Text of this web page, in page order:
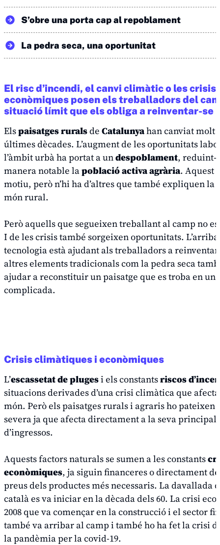
S’obre una porta cap al repoblament
La pedra seca, una oportunitat
El risc d’incendi, el canvi climàtic o les crisis
econòmiques posen els treballadors del
situació límit que els obliga a reinventar-se
Elspaisatges ruralsde Catalunyahan canviat molt
últimes dècades. L’augment de les oportunitats
l’àmbit urbà ha portat a undespoblament, reduint-
manera notable lapoblació activa agrària. Aquest
motiu, però n’hi ha d’altres que també expliquen la
món rural.
Però aquells que segueixen treballant al camp no
I de les crisis també sorgeixen oportunitats.
tecnologia està ajudant als treballadors a
altres elements tradicionals com la pedra seca
ajudar a reconstituir un paisatge que es troba en
complicada.
Crisis climàtiques i econòmiques
L’escassetat de plugesi els constantsriscos
situacions derivades d’una crisi climàtica que
món. Però els paisatges rurals i agraris ho pateixen
severa ja que afecta directament a la seva principal
d’ingressos.
Aquests factors naturals se sumen a les constants
econòmiques, ja siguin financeres o directament
preus dels productes més necessaris. La davallada
català es va iniciar en la dècada dels 60. La crisi
2008 que va començar en la construcció i el sector
també va arribar al camp i també ho ha fet la crisi
la pandèmia per la covid-19.